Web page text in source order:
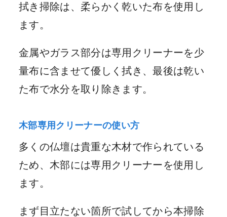
拭き掃除は、柔らかく乾いた布を使用し
ます。
金属やガラス部分は専用クリーナーを少
量布に含ませて優しく拭き、最後は乾い
た布で水分を取り除きます。
木部専用クリーナーの使い方
多くの仏壇は貴重な木材で作られている
ため、木部には専用クリーナーを使用し
ます。
まず目立たない箇所で試してから本掃除